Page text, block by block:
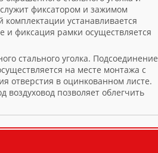
фиксатором и зажимом
устанавливается
и фиксация рамки осуществляется
стального уголка. Подсоединение
на месте монтажа с
отверстия в оцинкованном листе.
воздуховод позволяет облегчить